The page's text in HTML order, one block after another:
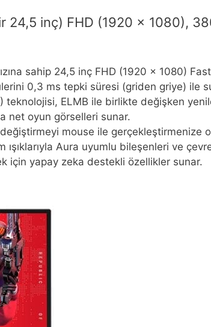
inç) FHD (1920 x 1080),
sahip 24,5 inç FHD (1920 x 1080)
0,3 ms tepki süresi (griden griye) ile
teknolojisi, ELMB ile birlikte değişken
net oyun görselleri sunar.
mouse ile gerçekleştirmenize
Aura uyumlu bileşenleri ve
için yapay zeka destekli özellikler sunar.